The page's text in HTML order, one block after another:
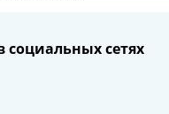
социальных сетях